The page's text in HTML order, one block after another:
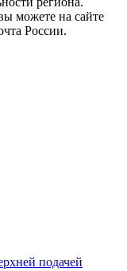
можете на сайте
России.
подачей